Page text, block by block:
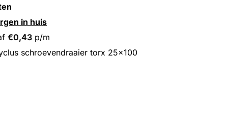
in huis
€0,43 p/m
schroevendraaier torx 25×100